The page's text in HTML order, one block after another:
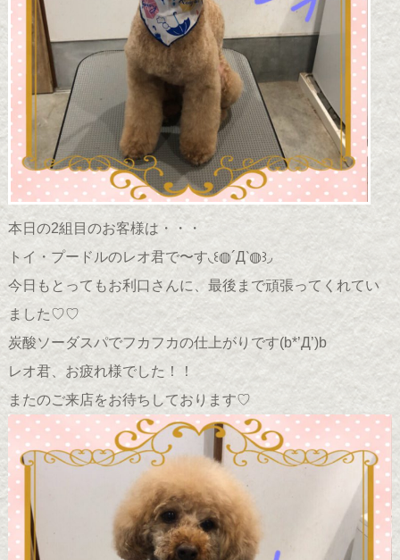
本日の2組目のお客様は・・・
トイ・プードルのレオ君で〜す◟꒰◍´Д‵◍꒱◞
今日もとってもお利口さんに、最後まで頑張ってくれてい
ました♡♡
炭酸ソーダスパでフカフカの仕上がりです(b*’Д’)b
レオ君、お疲れ様でした！！
またのご来店をお待ちしております♡